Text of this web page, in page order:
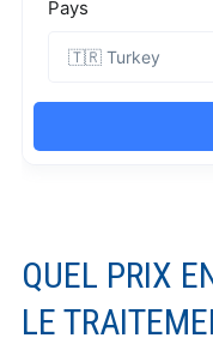
QUEL PRIX
LE